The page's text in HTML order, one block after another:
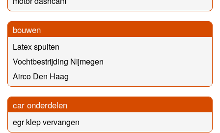
bouwen
Latex spuiten
Vochtbestrijding Nijmegen
Airco Den Haag
car onderdelen
egr klep vervangen